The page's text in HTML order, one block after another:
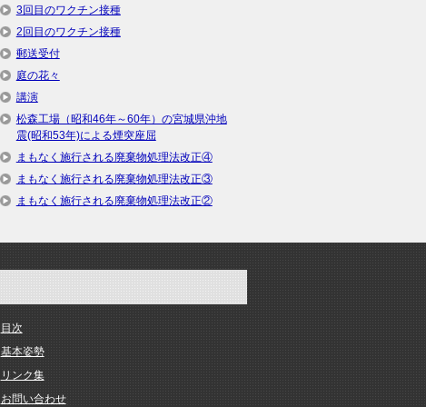
3回目のワクチン接種
2回目のワクチン接種
郵送受付
庭の花々
講演
松森工場（昭和46年～60年）の宮城県沖地
震(昭和53年)による煙突座屈
まもなく施行される廃棄物処理法改正④
まもなく施行される廃棄物処理法改正③
まもなく施行される廃棄物処理法改正②
目次
基本姿勢
リンク集
お問い合わせ